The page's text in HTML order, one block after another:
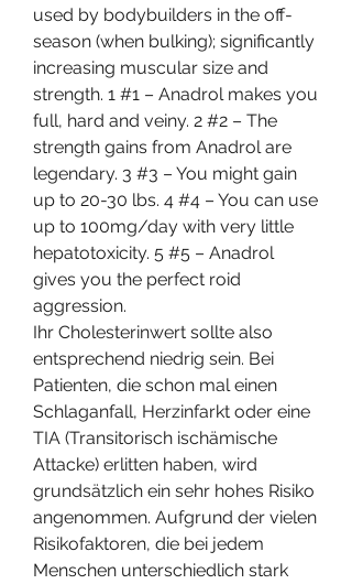
used by bodybuilders in the off-
season (when bulking); significantly
increasing muscular size and
strength. 1 #1 – Anadrol makes you
full, hard and veiny. 2 #2 – The
strength gains from Anadrol are
legendary. 3 #3 – You might gain
up to 20-30 lbs. 4 #4 – You can use
up to 100mg/day with very little
hepatotoxicity. 5 #5 – Anadrol
gives you the perfect roid
aggression.
Ihr Cholesterinwert sollte also
entsprechend niedrig sein. Bei
Patienten, die schon mal einen
Schlaganfall, Herzinfarkt oder eine
TIA (Transitorisch ischämische
Attacke) erlitten haben, wird
grundsätzlich ein sehr hohes Risiko
angenommen. Aufgrund der vielen
Risikofaktoren, die bei jedem
Menschen unterschiedlich stark